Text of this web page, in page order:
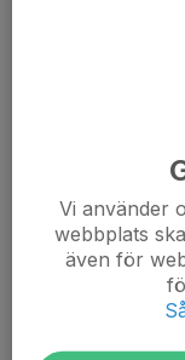
Angående
finns fortfarande
forwarden Filip
Och hur gör
med sin skada? Om
han som ett
Vi använder
webbplats
även för